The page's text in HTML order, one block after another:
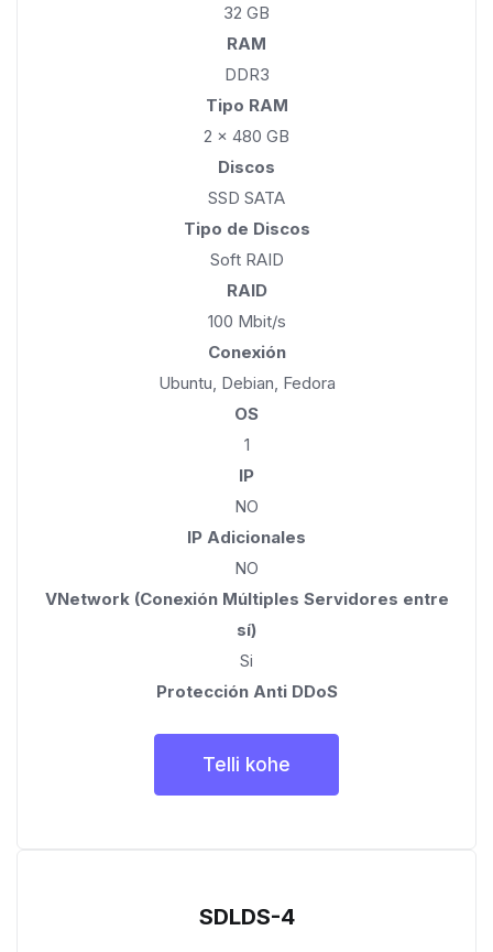
32 GB
RAM
DDR3
Tipo RAM
2 x 480 GB
Discos
SSD SATA
Tipo de Discos
Soft RAID
RAID
100 Mbit/s
Conexión
Ubuntu, Debian, Fedora
OS
1
IP
NO
IP Adicionales
NO
VNetwork (Conexión Múltiples Servidores entre
sí)
Si
Protección Anti DDoS
Telli kohe
SDLDS-4